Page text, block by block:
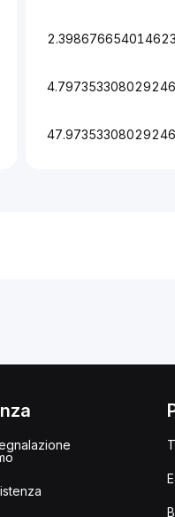
2.398676654014623
4.797353308029246
47.97353308029246